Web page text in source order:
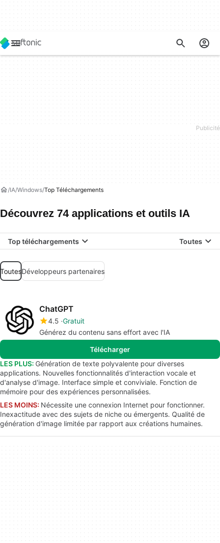
IA Windows Top Téléchargements
Découvrez 74 applications et outils IA
Top téléchargements Toutes
ToutesDéveloppeurs partenaires
ChatGPT
4.5 Gratuit
Générez du contenu sans effort avec l'IA
Télécharger
LES PLUS: Génération de texte polyvalente pour diverses
applications. Nouvelles fonctionnalités d'interaction vocale et
d'analyse d'image. Interface simple et conviviale. Fonction de
mémoire pour des expériences personnalisées.
LES MOINS: Nécessite une connexion Internet pour fonctionner.
Inexactitude avec des sujets de niche ou émergents. Qualité de
génération d'image limitée par rapport aux créations humaines.